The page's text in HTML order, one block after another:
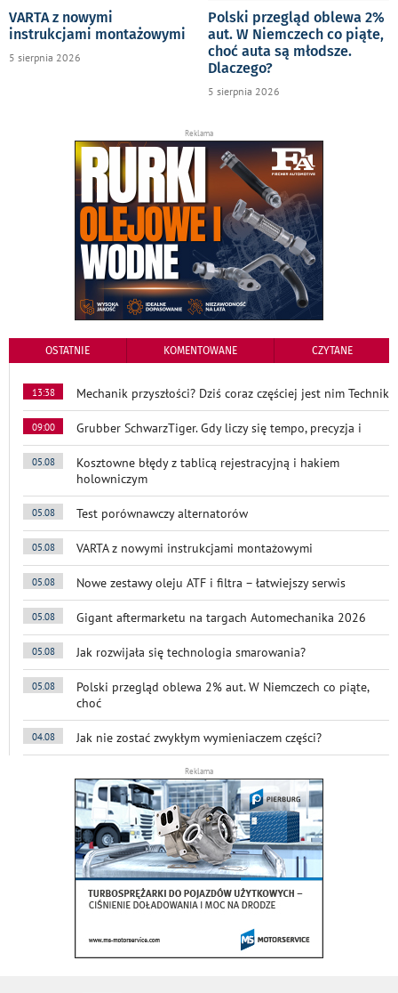
VARTA z nowymi
instrukcjami montażowymi
5 sierpnia 2026
Polski przegląd oblewa 2%
aut. W Niemczech co piąte,
choć auta są młodsze.
Dlaczego?
5 sierpnia 2026
Reklama
OSTATNIE KOMENTOWANE CZYTANE
13:38 Mechanik przyszłości? Dziś coraz częściej jest nim Technik
09:00 Grubber SchwarzTiger. Gdy liczy się tempo, precyzja i
05.08
Kosztowne błędy z tablicą rejestracyjną i hakiem
holowniczym
05.08 Test porównawczy alternatorów
05.08 VARTA z nowymi instrukcjami montażowymi
05.08 Nowe zestawy oleju ATF i filtra – łatwiejszy serwis
05.08 Gigant aftermarketu na targach Automechanika 2026
05.08 Jak rozwijała się technologia smarowania?
05.08
Polski przegląd oblewa 2% aut. W Niemczech co piąte,
choć
04.08 Jak nie zostać zwykłym wymieniaczem części?
Reklama